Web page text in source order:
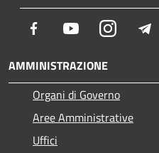
Facebook YoutubeInstagram
AMMINISTRAZIONE
Organi di Governo
Aree Amministrative
Uffici